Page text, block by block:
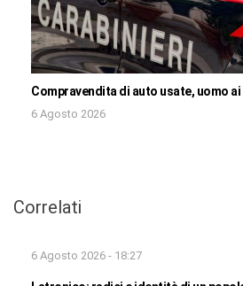
Compravendita di auto usate, uomo
6 Agosto 2026
Correlati
6 Agosto 2026 - 18:27